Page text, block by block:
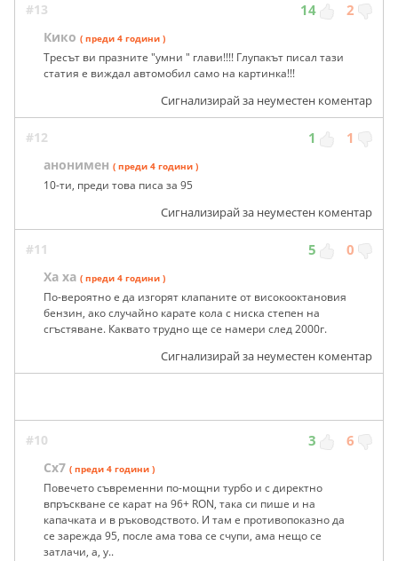
#13 14 2
Кико ( преди 4 години )
Тресът ви празните "умни " глави!!!! Глупакът писал тази
статия е виждал автомобил само на картинка!!!
Сигнализирай за неуместен коментар
#12 1 1
анонимен ( преди 4 години )
10-ти, преди това писа за 95
Сигнализирай за неуместен коментар
#11 5 0
Ха ха ( преди 4 години )
По-вероятно е да изгорят клапаните от високооктановия
бензин, ако случайно карате кола с ниска степен на
сгъстяване. Каквато трудно ще се намери след 2000г.
Сигнализирай за неуместен коментар
#10 3 6
Cx7 ( преди 4 години )
Повечето съвременни по-мощни турбо и с директно
впръскване се карат на 96+ RON, така си пише и на
капачката и в ръководството. И там е противопоказно да
се зарежда 95, после ама това се счупи, ама нещо се
затлачи, а, у..